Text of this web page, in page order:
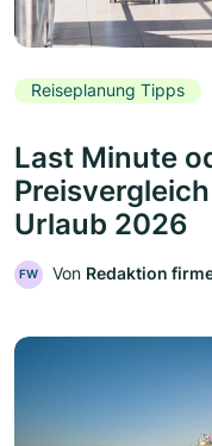
Reiseplanung Tipps
Last Minute
Urlaub 2026
FW Von Redaktion